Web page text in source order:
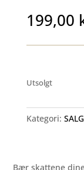
199,00
Utsolgt
Kategori: SALG
Bær skattene